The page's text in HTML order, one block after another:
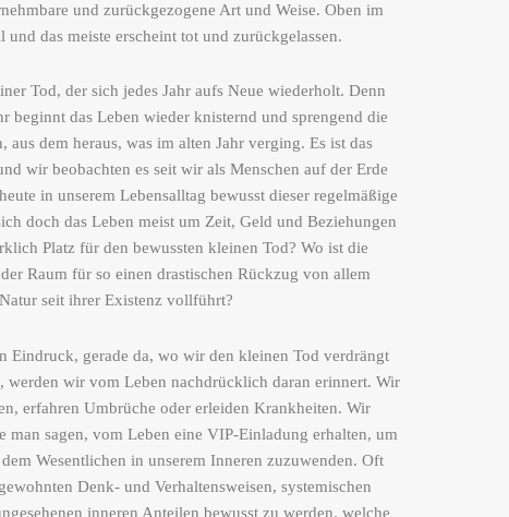
und zurückgezogene Art und Weise. Oben im
und das meiste erscheint tot und zurückgelassen.
Tod, der sich jedes Jahr aufs Neue wiederholt. Denn
beginnt das Leben wieder knisternd und sprengend die
aus dem heraus, was im alten Jahr verging. Es ist das
wir beobachten es seit wir als Menschen auf der Erde
in unserem Lebensalltag bewusst dieser regelmäßige
doch das Leben meist um Zeit, Geld und Beziehungen
Platz für den bewussten kleinen Tod? Wo ist die
Raum für so einen drastischen Rückzug von allem
seit ihrer Existenz vollführt?
Eindruck, gerade da, wo wir den kleinen Tod verdrängt
werden wir vom Leben nachdrücklich daran erinnert. Wir
erfahren Umbrüche oder erleiden Krankheiten. Wir
man sagen, vom Leben eine VIP-Einladung erhalten, um
Wesentlichen in unserem Inneren zuzuwenden. Oft
Denk- und Verhaltensweisen, systemischen
inneren Anteilen bewusst zu werden. welche